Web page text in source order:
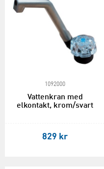
1092000
Vattenkran med
elkontakt, krom/svart
829 kr